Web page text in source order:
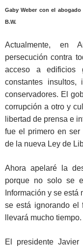
Gaby Weber con el
B.W.
Actualmente, en
persecución contra
acceso a edificios
constantes insultos,
conservadores. El
corrupción a otro y
libertad de prensa e
fue el primero en ser
de la nueva Ley de
Ahora apelaré la
porque no solo se
Información y se
se está ignorando el
llevará mucho tiempo.
El presidente